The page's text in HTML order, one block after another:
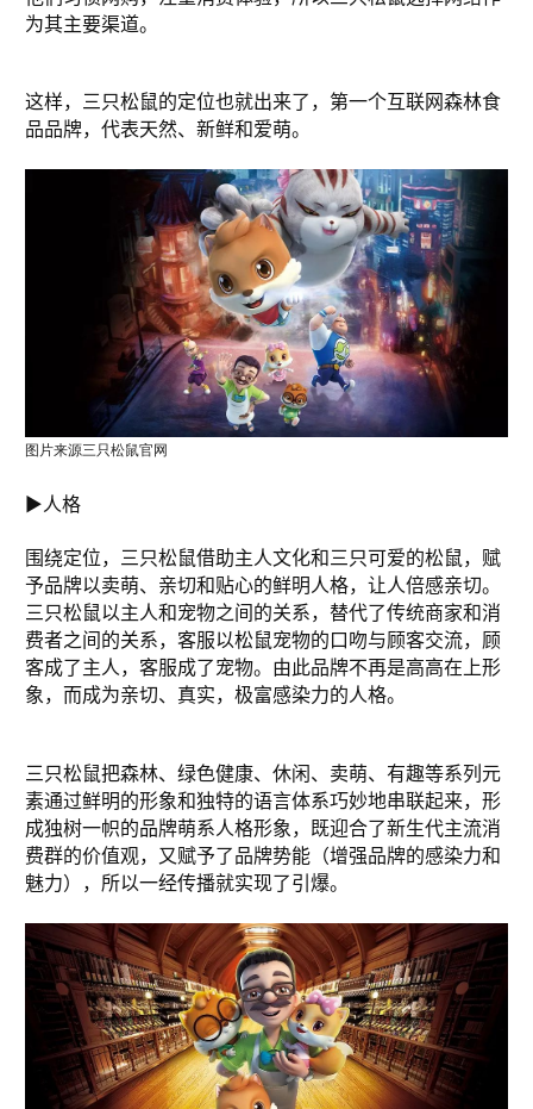
为其主要渠道。
这样，三只松鼠的定位也就出来了，第一个互联网森林食
品品牌，代表天然、新鲜和爱萌。
图片来源三只松鼠官网
►人格
围绕定位，三只松鼠借助主人文化和三只可爱的松鼠，赋
予品牌以卖萌、亲切和贴心的鲜明人格，让人倍感亲切。
三只松鼠以主人和宠物之间的关系，替代了传统商家和消
费者之间的关系，客服以松鼠宠物的口吻与顾客交流，顾
客成了主人，客服成了宠物。由此品牌不再是高高在上形
象，而成为亲切、真实，极富感染力的人格。
三只松鼠把森林、绿色健康、休闲、卖萌、有趣等系列元
素通过鲜明的形象和独特的语言体系巧妙地串联起来，形
成独树一帜的品牌萌系人格形象，既迎合了新生代主流消
费群的价值观，又赋予了品牌势能（增强品牌的感染力和
魅力），所以一经传播就实现了引爆。